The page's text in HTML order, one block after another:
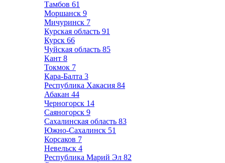
Тамбов 61
Моршанск 9
Мичуринск 7
Курская область 91
Курск 66
Чуйская область 85
Кант 8
Токмок 7
Кара-Балта 3
Республика Хакасия 84
Абакан 44
Черногорск 14
Саяногорск 9
Сахалинская область 83
Южно-Сахалинск 51
Корсаков 7
Невельск 4
Республика Марий Эл 82